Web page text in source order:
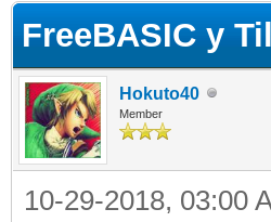
FreeBASIC y
Hokuto40
Member
10-29-2018, 03:00